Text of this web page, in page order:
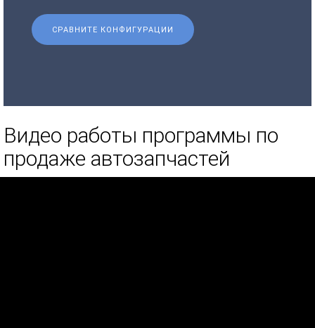
СРАВНИТЕ КОНФИГУРАЦИИ
Видео работы программы по
продаже автозапчастей